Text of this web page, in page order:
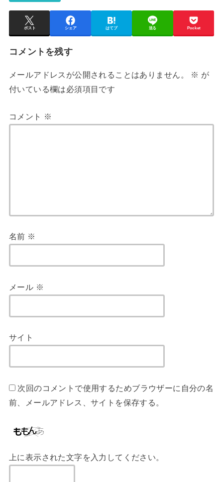
ポスト シェア はてブ 送る Pocket
コメントを残す
メールアドレスが公開されることはありません。 ※ が
付いている欄は必須項目です
コメント ※
名前 ※
メール ※
サイト
次回のコメントで使用するためブラウザーに自分の名
前、メールアドレス、サイトを保存する。
上に表示された文字を入力してください。